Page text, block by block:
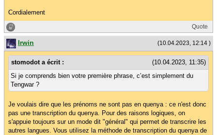
Cordialement
Quote
(10.04.2023, 12:14 )
Irwin
(10.04.2023, 11:35)
stomodot a écrit :
Si je comprends bien votre première phrase, c’est simplement du
Tengwar ?
Je voulais dire que les prénoms ne sont pas en quenya : ce n'est donc
pas une transcription du quenya. Pour des raisons logiques, on
s'appuie toujours sur un mode dit "général" qui permet de transcrire les
autres langues. Vous utilisez la méthode de transcription du quenya de